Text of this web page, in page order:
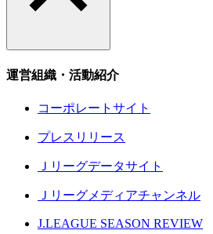
運営組織・活動紹介
コーポレートサイト
プレスリリース
Ｊリーグデータサイト
Ｊリーグメディアチャンネル
J.LEAGUE SEASON REVIEW